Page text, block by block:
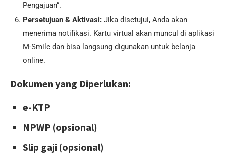
Pengajuan”.
Persetujuan & Aktivasi: Jika disetujui, Anda akan
menerima notifikasi. Kartu virtual akan muncul di aplikasi
M-Smile dan bisa langsung digunakan untuk belanja
online.
Dokumen yang Diperlukan:
e-KTP
NPWP (opsional)
Slip gaji (opsional)